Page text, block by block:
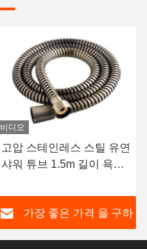
비디오
고압 스테인레스 스틸 유연
샤워 튜브 1.5m 길이 욕실
가장 좋은 가격 을 구하